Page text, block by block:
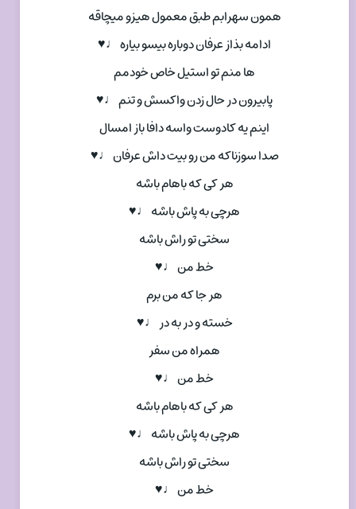
همون سهرابم طبق معمول هیزو میچاقه
ادامه بذاز عرفان دوباره بیسو بیاره ♩♥
ها منم تو استیل خاص خودمم
پابیرون در حال زدن واکسش و تنم ♩♥
اینم یه کادوست واسه دافا باز امسال
صدا سوزناکه من رو بیت داش عرفان ♩♥
هر کی که باهام باشه
هرچی به پاش باشه ♩♥
سختی تو راش باشه
خط من ♩♥
هر جا که من برم
خسته و در به در ♩♥
همراه من سفر
خط من ♩♥
هر کی که باهام باشه
هرچی به پاش باشه ♩♥
سختی تو راش باشه
خط من ♩♥